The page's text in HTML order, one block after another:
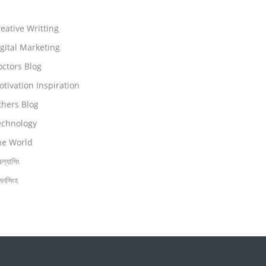
Writting
Marketing
Blog
Inspiration
Blog
World